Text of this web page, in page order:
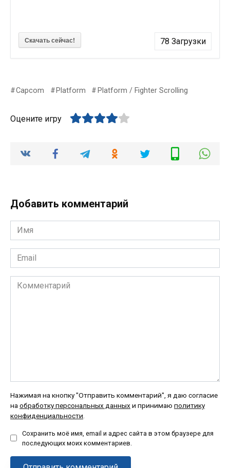
Скачать сейчас! 78 Загрузки
Capcom Platform Platform / Fighter Scrolling
Оцените игру
Добавить комментарий
Имя
*
Email
*
Комментарий
Нажимая на кнопку "Отправить комментарий", я даю согласие
на обработку персональных данныхи принимаю политику
конфиденциальности
Сохранить моё имя, email и адрес сайта в этом браузере для
последующих моих комментариев.